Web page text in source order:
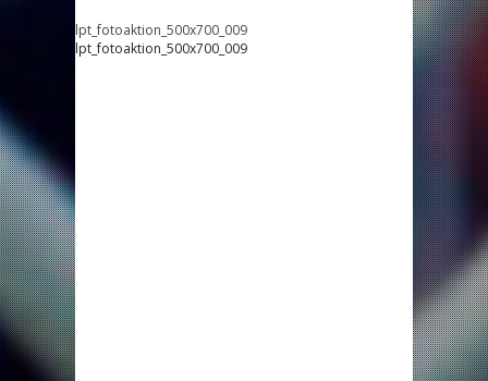
lpt_fotoaktion_500x700_009
lpt_fotoaktion_500x700_009